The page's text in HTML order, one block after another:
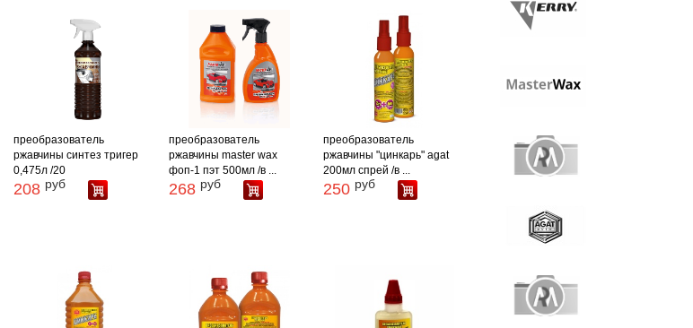
преобразователь
ржавчины синтез тригер
0,475л /20
208 руб
преобразователь
ржавчины master wax
фоп-1 пэт 500мл /в ...
268 руб
преобразователь
ржавчины "цинкарь" agat
200мл спрей /в ...
250 руб